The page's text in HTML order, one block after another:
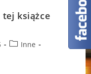
tej książce
PostInne